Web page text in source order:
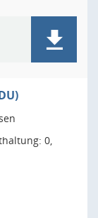
0,